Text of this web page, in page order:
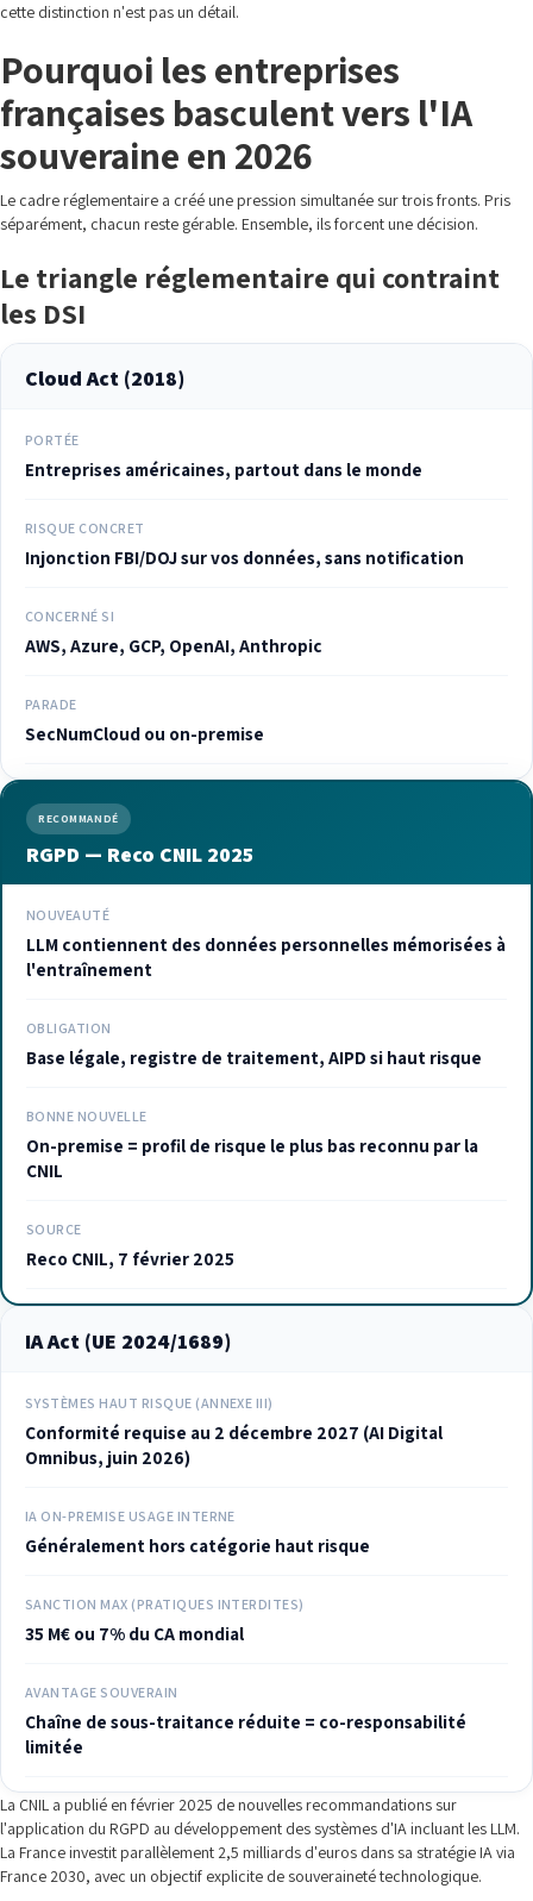
cette distinction n'est pas un détail.
Pourquoi les entreprises
françaises basculent vers l'IA
souveraine en 2026
Le cadre réglementaire a créé une pression simultanée sur trois fronts. Pris
séparément, chacun reste gérable. Ensemble, ils forcent une décision.
Le triangle réglementaire qui contraint
les DSI
Cloud Act (2018)
PORTÉE
Entreprises américaines, partout dans le monde
RISQUE CONCRET
Injonction FBI/DOJ sur vos données, sans notification
CONCERNÉ SI
AWS, Azure, GCP, OpenAI, Anthropic
PARADE
SecNumCloud ou on-premise
RECOMMANDÉ
RGPD — Reco CNIL 2025
NOUVEAUTÉ
LLM contiennent des données personnelles mémorisées à
l'entraînement
OBLIGATION
Base légale, registre de traitement, AIPD si haut risque
BONNE NOUVELLE
On-premise = profil de risque le plus bas reconnu par la
CNIL
SOURCE
Reco CNIL, 7 février 2025
IA Act (UE 2024/1689)
SYSTÈMES HAUT RISQUE (ANNEXE III)
Conformité requise au 2 décembre 2027 (AI Digital
Omnibus, juin 2026)
IA ON-PREMISE USAGE INTERNE
Généralement hors catégorie haut risque
SANCTION MAX (PRATIQUES INTERDITES)
35 M€ ou 7% du CA mondial
AVANTAGE SOUVERAIN
Chaîne de sous-traitance réduite = co-responsabilité
limitée
La CNIL a publié en février 2025 de nouvelles recommandations sur
l'application du RGPD au développement des systèmes d'IA incluant les LLM.
La France investit parallèlement 2,5 milliards d'euros dans sa stratégie IA via
France 2030, avec un objectif explicite de souveraineté technologique.